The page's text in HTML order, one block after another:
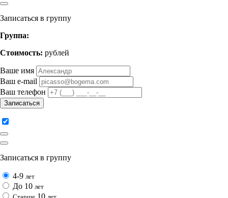
Записаться в группу
Группа:
Стоимость: рублей
Ваше имя
Ваш e-mail
Ваш телефон
Записаться
Записаться в группу
4-9 лет
До 10 лет
10